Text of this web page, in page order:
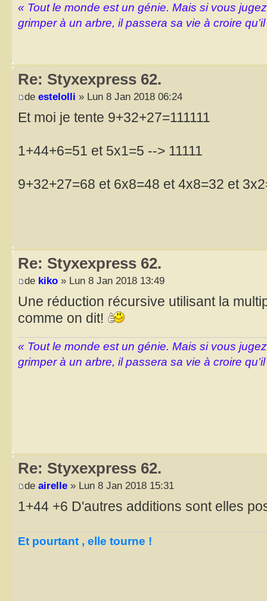
« Tout le monde est un génie. Mais si vous
grimper à un arbre, il passera sa vie à croire
Re: Styxexpress 62.
de estelolli » Lun 8 Jan 2018 06:24
Et moi je tente 9+32+27=111111
1+44+6=51 et 5x1=5 --> 11111
9+32+27=68 et 6x8=48 et 4x8=32 et
Re: Styxexpress 62.
de kiko » Lun 8 Jan 2018 13:49
Une réduction récursive utilisant la
comme on dit!
« Tout le monde est un génie. Mais si vous
grimper à un arbre, il passera sa vie à croire
Re: Styxexpress 62.
de airelle » Lun 8 Jan 2018 15:31
1+44 +6 D'autres additions sont elles
Et pourtant , elle tourne !